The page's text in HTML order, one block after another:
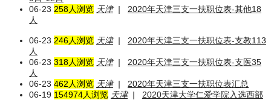
06-23 258人浏览 天津|
2020年天津三支一扶职位表-其他18
人
06-23 246人浏览 天津|
2020年天津三支一扶职位表-支教113
人
06-23 318人浏览 天津|
2020年天津三支一扶职位表-支医35
人
06-23 462人浏览 天津|
2020年天津三支一扶职位表汇总
06-19 154974人浏览 天津|
2020天津大学仁爱学院入选西部